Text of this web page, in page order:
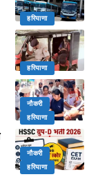
हरियाणा
हरियाणा
नौकरी
हरियाणा
नौकरी
हरियाणा